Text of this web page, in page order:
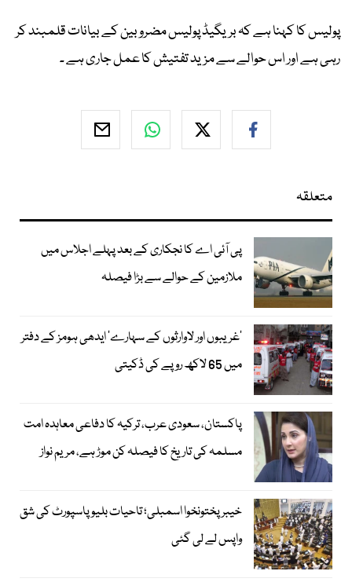
پولیس کا کہنا ہے کہ بریگیڈ پولیس مضروبین کے بیانات قلمبند کر
رہی ہے اور اس حوالے سے مزید تفتیش کا عمل جاری ہے ۔
متعلقہ
پی آئی اے کا نجکاری کے بعد پہلے اجلاس میں
ملازمین کے حوالے سے بڑا فیصلہ
’غریبوں اور لاوارثوں کے سہارے‘ ایدھی ہومز کے دفتر
میں 65 لاکھ روپے کی ڈکیتی
پاکستان، سعودی عرب، ترکیہ کا دفاعی معاہدہ امت
مسلمہ کی تاریخ کا فیصلہ کن موڑ ہے، مریم نواز
خیبرپختونخوا اسمبلی؛ تاحیات بلیو پاسپورٹ کی شق
واپس لے لی گئی